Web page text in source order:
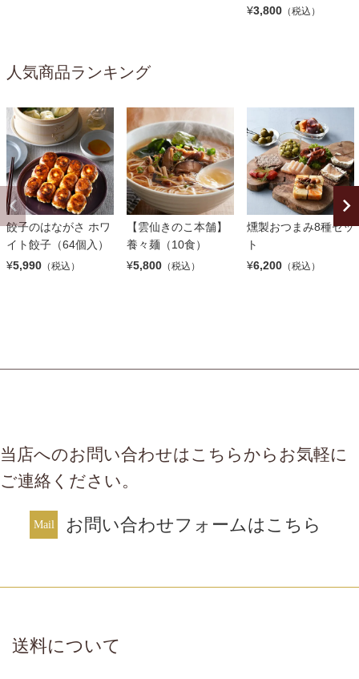
¥3,800 （税込）
人気商品ランキング
餃子のはながさ ホワ
イト餃子（64個入）
¥5,990 （税込）
【雲仙きのこ本舗】
養々麺（10食）
¥5,800 （税込）
燻製おつまみ8種セッ
ト
¥6,200 （税込）
当店へのお問い合わせはこちらからお気軽に
ご連絡ください。
お問い合わせフォームはこちら
送料について